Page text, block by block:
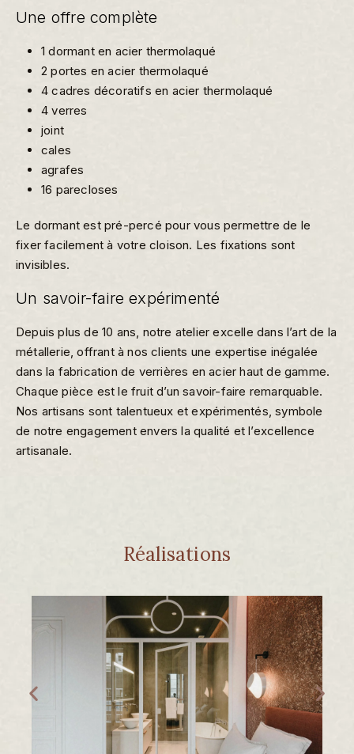
Une offre complète
1 dormant en acier thermolaqué
2 portes en acier thermolaqué
4 cadres décoratifs en acier thermolaqué
4 verres
joint
cales
agrafes
16 parecloses
Le dormant est pré-percé pour vous permettre de le
fixer facilement à votre cloison. Les fixations sont
invisibles.
Un savoir-faire expérimenté
Depuis plus de 10 ans, notre atelier excelle dans l’art de la
métallerie, offrant à nos clients une expertise inégalée
dans la fabrication de verrières en acier haut de gamme.
Chaque pièce est le fruit d’un savoir-faire remarquable.
Nos artisans sont talentueux et expérimentés, symbole
de notre engagement envers la qualité et l’excellence
artisanale.
Réalisations